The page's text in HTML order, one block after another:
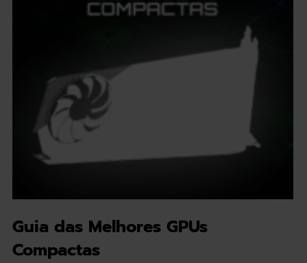
Guia das Melhores GPUs
Compactas